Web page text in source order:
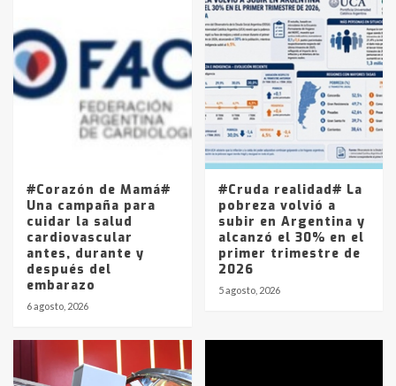
4
Accidente en Ruta 5: falleció un
joven de Trenque Lauquen
Los precios de los combustibles en
La Pampa, desde YPF hasta Axion
entre 857 a 1338 pesos
#Corazón de Mamá#
Una campaña para
cuidar la salud
cardiovascular
antes, durante y
después del
embarazo
6 agosto, 2026
#Cruda realidad# La
pobreza volvió a
subir en Argentina y
alcanzó el 30% en el
primer trimestre de
2026
5 agosto, 2026